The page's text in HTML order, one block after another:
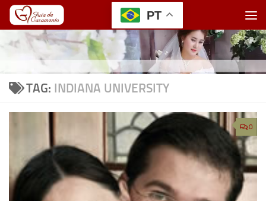
Skip to content
TAG: INDIANA UNIVERSITY
0
PT